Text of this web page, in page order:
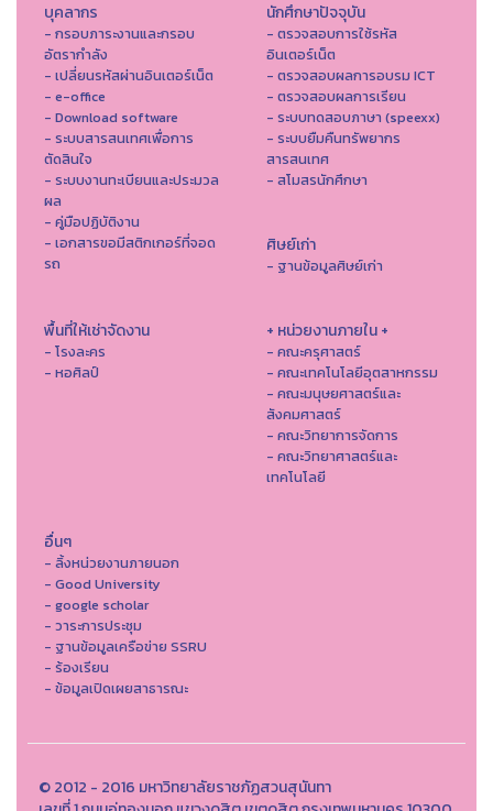
บุคลากร
- กรอบภาระงานและกรอบ
อัตรากำลัง
- เปลี่ยนรหัสผ่านอินเตอร์เน็ต
- e-office
- Download software
- ระบบสารสนเทศเพื่อการ
ตัดสินใจ
- ระบบงานทะเบียนและประมวล
ผล
- คู่มือปฏิบัติงาน
- เอกสารขอมีสติกเกอร์ที่จอด
รถ
นักศึกษาปัจจุบัน
- ตรวจสอบการใช้รหัส
อินเตอร์เน็ต
- ตรวจสอบผลการอบรม ICT
- ตรวจสอบผลการเรียน
- ระบบทดสอบภาษา (speexx)
- ระบบยืมคืนทรัพยากร
สารสนเทศ
- สโมสรนักศึกษา
ศิษย์เก่า
- ฐานข้อมูลศิษย์เก่า
พื้นที่ให้เช่าจัดงาน
- โรงละคร
- หอศิลป์
+ หน่วยงานภายใน +
- คณะครุศาสตร์
- คณะเทคโนโลยีอุตสาหกรรม
- คณะมนุษยศาสตร์และ
สังคมศาสตร์
- คณะวิทยาการจัดการ
- คณะวิทยาศาสตร์และ
เทคโนโลยี
อื่นๆ
- ลิ้งหน่วยงานภายนอก
- Good University
- google scholar
- วาระการประชุม
- ฐานข้อมูลเครือข่าย SSRU
- ร้องเรียน
- ข้อมูลเปิดเผยสาธารณะ
© 2012 - 2016 มหาวิทยาลัยราชภัฏสวนสุนันทา